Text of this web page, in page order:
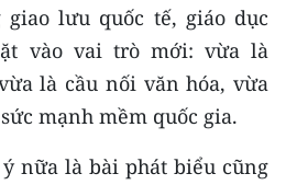
giao lưu quốc tế, giáo dục
vào vai trò mới: vừa là
là cầu nối văn hóa, vừa
mạnh mềm quốc gia.
nữa là bài phát biểu cũng